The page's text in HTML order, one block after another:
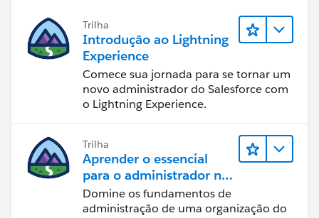
Trilha
Introdução ao Lightning
Experience
Comece sua jornada para se tornar um
novo administrador do Salesforce com
o Lightning Experience.
Trilha
Aprender o essencial
para o administrador no
Lightning Experience
Domine os fundamentos de
administração de uma organização do